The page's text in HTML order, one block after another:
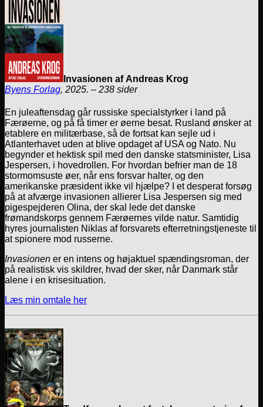
Invasionen af Andreas Krog
Byens Forlag, 2025. – 238 sider
En juleaftensdag går russiske special­styrker i land på
Færøerne, og på få timer er øerne besat. Rusland ønsker at
etablere en militærbase, så de fortsat kan sejle ud i
Atlanterhavet uden at blive opdaget af USA og Nato. Nu
begynder et hektisk spil med den danske stats­minister, Lisa
Jespersen, i hovedrollen. For hvordan befrier man de 18
stormomsuste øer, når ens forsvar halter, og den
amerikanske præsident ikke vil hjælpe? I et desperat forsøg
på at afværge invasionen allierer Lisa Jespersen sig med
pigespejderen Olina, der skal lede det danske
frømandskorps gennem Færøernes vilde natur. Samtidig
hyres journalisten Niklas af forsvarets efterretningstjeneste til
at spionere mod russerne.
Invasionen er en intens og højaktuel spændingsroman, der
på realistisk vis skildrer, hvad der sker, når Danmark står
alene i en krisesituation.
Læs min omtale her